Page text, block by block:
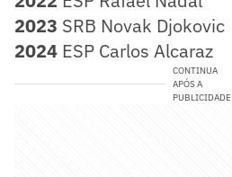
2023 SRB Novak Djokovic
2024 ESP Carlos Alcaraz
CONTINUA
APÓS A
PUBLICIDADE